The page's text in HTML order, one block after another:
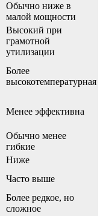
Обычно ниже в
малой мощности
Высокий при
грамотной
утилизации
Более
высокотемпературная
Менее эффективна
Обычно менее
гибкие
Ниже
Часто выше
Более редкое, но
сложное